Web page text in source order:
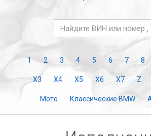
1 2 3 4 5 6 7 8
X3 X4 X5 X6 X7 Z
Мото Классические BMW